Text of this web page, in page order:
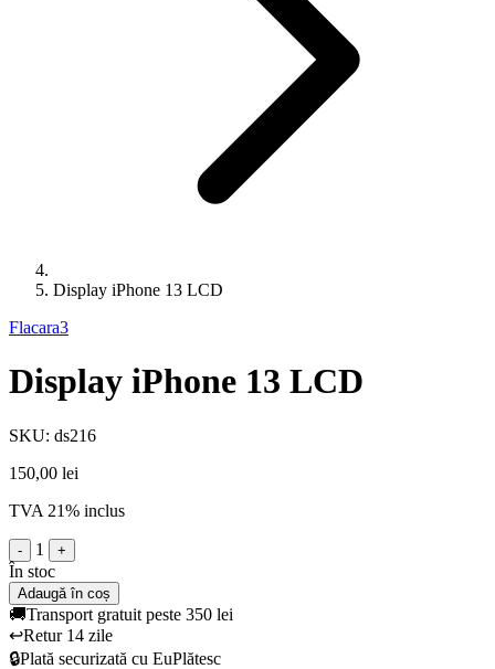
Display iPhone 13 LCD
Flacara3
Display iPhone 13 LCD
SKU: ds216
150,00 lei
TVA 21% inclus
- 1 +
În stoc
Adaugă în coș
🚚Transport gratuit peste 350 lei
↩️Retur 14 zile
🔒Plată securizată cu EuPlătesc